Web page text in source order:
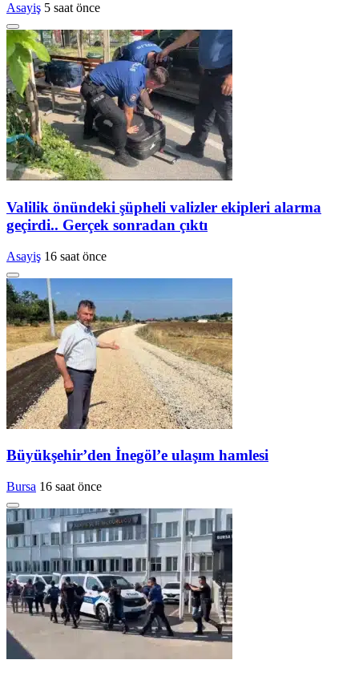
Asayiş 5 saat önce
Valilik önündeki şüpheli valizler ekipleri alarma
geçirdi.. Gerçek sonradan çıktı
Asayiş 16 saat önce
Büyükşehir’den İnegöl’e ulaşım hamlesi
Bursa 16 saat önce